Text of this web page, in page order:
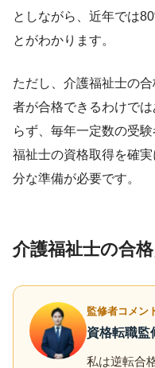
としながら、近年では
とがわかります。
ただし、介護福祉士の
者が合格できるわけで
らず、毎年一定数の受
福祉士の資格取得を確
分な準備が必要です。
介護福祉士の合
監修者コメン
資格転職監
私は逆転合